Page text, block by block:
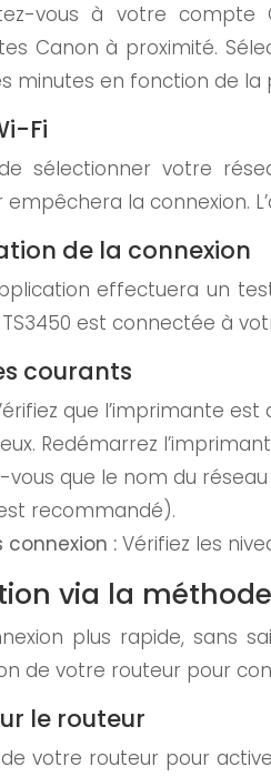
vous à votre
Canon à proximité.
minutes en fonction de la
Fi
sélectionner votre
la connexion.
de la connexion
effectuera un
est connectée à
courants
que l’imprimante
Redémarrez
vous que le nom du
recommandé).
connexion : Vérifiez les
via la
plus rapide, sans
de votre routeur pour
le routeur
votre routeur pour